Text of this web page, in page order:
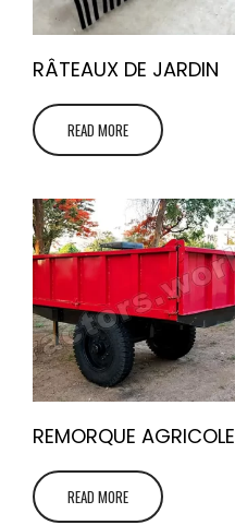
RÂTEAUX DE JARDIN
READ MORE
REMORQUE AGRICOLE
READ MORE